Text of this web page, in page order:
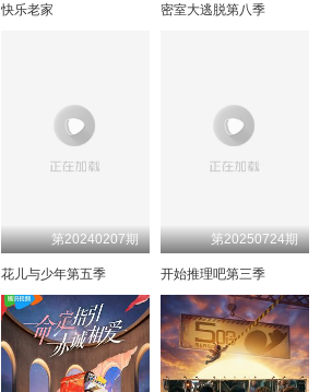
快乐老家 密室大逃脱第八季
第20240207期
花儿与少年第五季
第20250724期
开始推理吧第三季